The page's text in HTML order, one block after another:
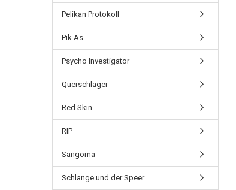
Pelikan Protokoll
Pik As
Psycho Investigator
Querschläger
Red Skin
RIP
Sangoma
Schlange und der Speer